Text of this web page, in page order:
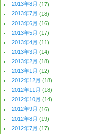
2013年8月 (17)
2013年7月 (18)
2013年6月 (16)
2013年5月 (17)
2013年4月 (11)
2013年3月 (14)
2013年2月 (18)
2013年1月 (12)
2012年12月 (18)
2012年11月 (18)
2012年10月 (14)
2012年9月 (16)
2012年8月 (19)
2012年7月 (17)